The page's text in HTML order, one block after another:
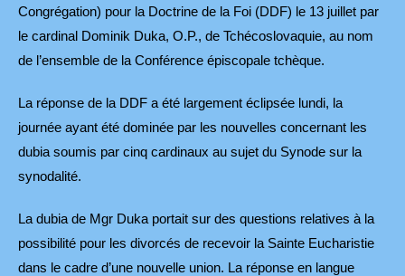
Congrégation) pour la Doctrine de la Foi (DDF) le 13 juillet par
le cardinal Dominik Duka, O.P., de Tchécoslovaquie, au nom
de l’ensemble de la Conférence épiscopale tchèque.
La réponse de la DDF a été largement éclipsée lundi, la
journée ayant été dominée par les nouvelles concernant les
dubia soumis par cinq cardinaux au sujet du Synode sur la
synodalité.
La dubia de Mgr Duka portait sur des questions relatives à la
possibilité pour les divorcés de recevoir la Sainte Eucharistie
dans le cadre d’une nouvelle union. La réponse en langue